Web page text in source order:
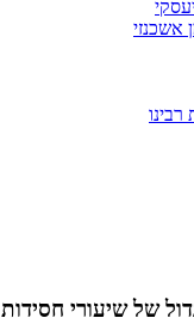
אשכנזי
של שיעורי חסידות